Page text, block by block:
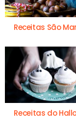
Receitas São
Receitas do